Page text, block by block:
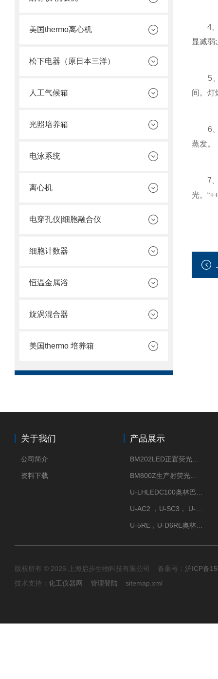
美国thermo离心机
松下电器（原日本三洋）
人工气候箱
光照培养箱
电泳系统
离心机
电穿孔仪|细胞融合仪
细胞计数器
恒温金属浴
旋涡混合器
美国thermo 培养箱
4、
显减弱
5、
间。灯
6、
蒸发。
7、荧
光。
关于我们
公司简介
资料下载
产品展示
版权所有 © 2026 上海启步生物科技有限公司 备案号： 沪ICP备
技术支持： 化工仪器网 管理登陆 sitemap.xml